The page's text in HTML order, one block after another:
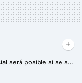
Bajar de dos horas en una maratón oficial será posible si se sigue esta estrategia contra el viento